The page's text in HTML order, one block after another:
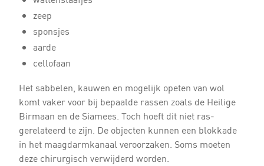
zeep
sponsjes
aarde
cellofaan
Het sabbelen, kauwen en mogelijk opeten van wol
komt vaker voor bij bepaalde rassen zoals de Heilige
Birmaan en de Siamees. Toch hoeft dit niet ras-
gerelateerd te zijn. De objecten kunnen een blokkade
in het maagdarmkanaal veroorzaken. Soms moeten
deze chirurgisch verwijderd worden.